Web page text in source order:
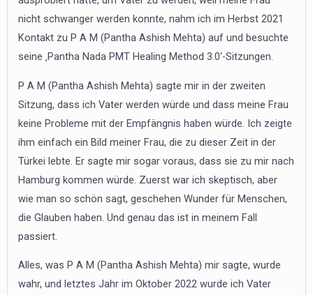
nicht schwanger werden konnte, nahm ich im Herbst 2021
Kontakt zu P A M (Pantha Ashish Mehta) auf und besuchte
seine ‚Pantha Nada PMT Healing Method 3.0‘-Sitzungen.
P A M (Pantha Ashish Mehta) sagte mir in der zweiten
Sitzung, dass ich Vater werden würde und dass meine Frau
keine Probleme mit der Empfängnis haben würde. Ich zeigte
ihm einfach ein Bild meiner Frau, die zu dieser Zeit in der
Türkei lebte. Er sagte mir sogar voraus, dass sie zu mir nach
Hamburg kommen würde. Zuerst war ich skeptisch, aber
wie man so schön sagt, geschehen Wunder für Menschen,
die Glauben haben. Und genau das ist in meinem Fall
passiert.
Alles, was P A M (Pantha Ashish Mehta) mir sagte, wurde
wahr, und letztes Jahr im Oktober 2022 wurde ich Vater